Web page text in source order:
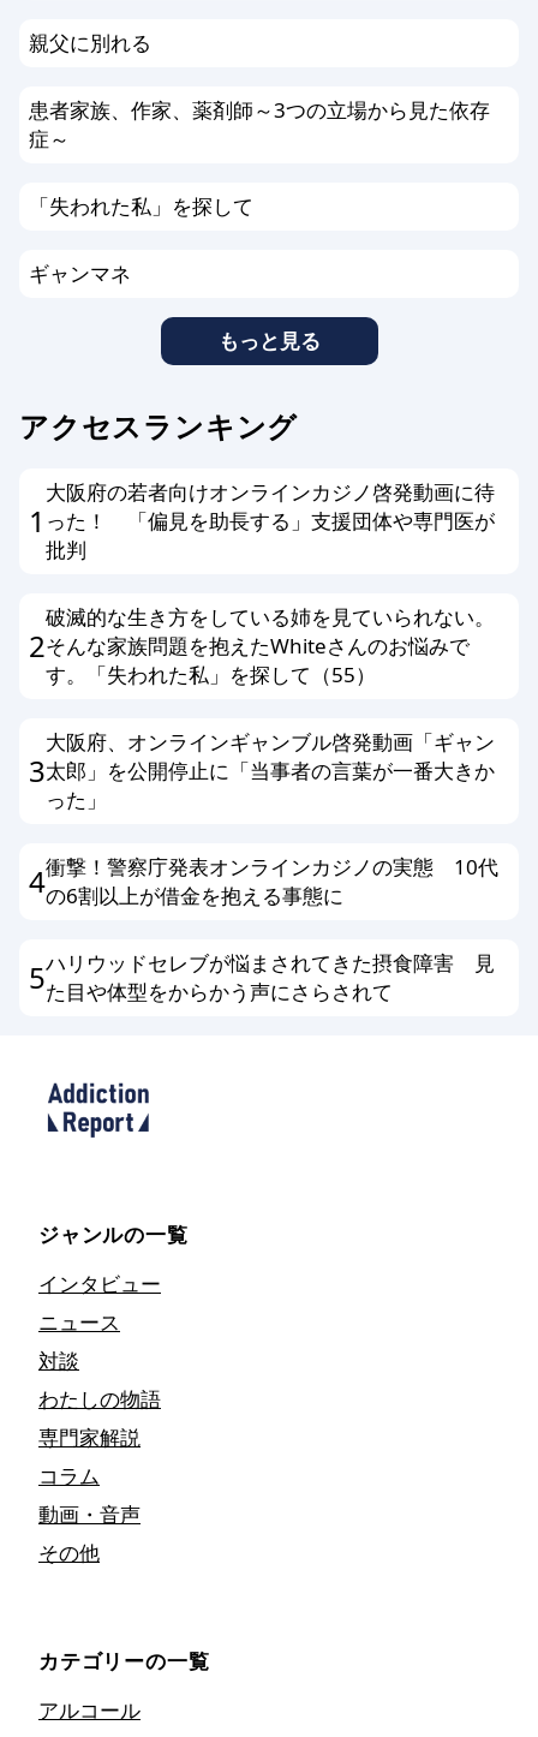
親父に別れる
患者家族、作家、薬剤師～3つの立場から見た依存
症～
「失われた私」を探して
ギャンマネ
もっと見る
アクセスランキング
1
大阪府の若者向けオンラインカジノ啓発動画に待
った！ 「偏見を助長する」支援団体や専門医が
批判
2
破滅的な生き方をしている姉を見ていられない。
そんな家族問題を抱えたWhiteさんのお悩みで
す。「失われた私」を探して（55）
3
大阪府、オンラインギャンブル啓発動画「ギャン
太郎」を公開停止に「当事者の言葉が一番大きか
った」
4衝撃！警察庁発表オンラインカジノの実態 10代
の6割以上が借金を抱える事態に
5ハリウッドセレブが悩まされてきた摂食障害 見
た目や体型をからかう声にさらされて
ジャンルの一覧
インタビュー
ニュース
対談
わたしの物語
専門家解説
コラム
動画・音声
その他
カテゴリーの一覧
アルコール